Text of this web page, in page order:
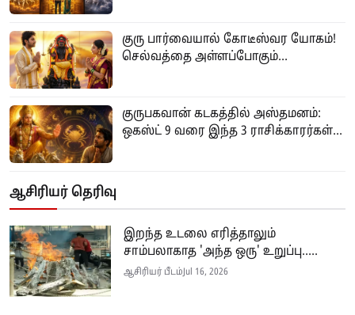
குரு பார்வையால் கோடீஸ்வர யோகம்!
செல்வத்தை அள்ளப்போகும்...
குருபகவான் கடகத்தில் அஸ்தமனம்:
ஒகஸ்ட் 9 வரை இந்த 3 ராசிக்காரர்கள்...
ஆசிரியர் தெரிவு
இறந்த உடலை எரித்தாலும்
சாம்பலாகாத 'அந்த ஒரு' உறுப்பு.....
ஆசிரியர் பீடம்Jul 16, 2026